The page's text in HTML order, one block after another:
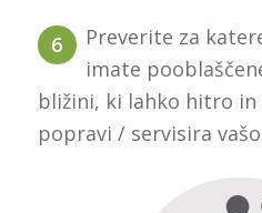
6
Preverite za
imate
bližini, ki lahko hitro
popravi / servisira